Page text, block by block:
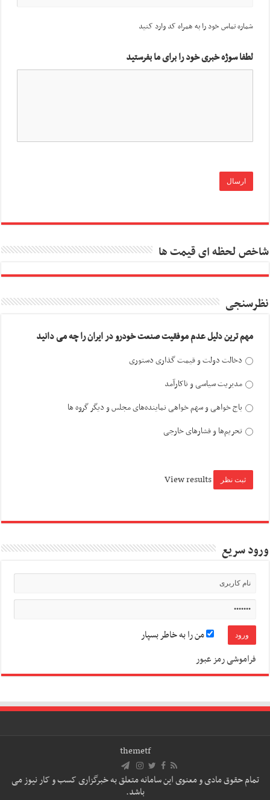
شماره تماس خود را به همراه کد وارد کنید
لطفا سوژه خبری خود را برای ما بفرستید
شاخص لحظه ای قیمت ها
نظرسنجی
مهم ترین دلیل عدم موفقیت صنعت خودرو در ایران را چه می دانید
دخالت دولت و قیمت گذاری دستوری
مدیریت سیاسی و ناکارآمد
باج خواهی و سهم خواهی نماینده‌های مجلس و دیگر گروه ها
تحریم‌ها و فشارهای خارجی
View results
ورود سریع
من را به خاطر بسپار
فراموشی رمز عبور
themetf
تمام حقوق مادی و معنوی این سامانه متعلق به خبرگزاری کسب و کار نیوز می
باشد.